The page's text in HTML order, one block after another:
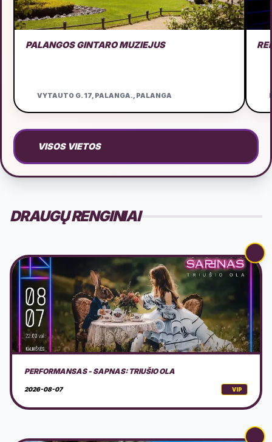
PALANGOS GINTARO MUZIEJUS
VYTAUTO G. 17, PALANGA., PALANGA
VISOS VIETOS
DRAUGŲ RENGINIAI
AVS NINDZĖ LIETUVA 2026 3 ETAPAS
2026-08-08 VIP